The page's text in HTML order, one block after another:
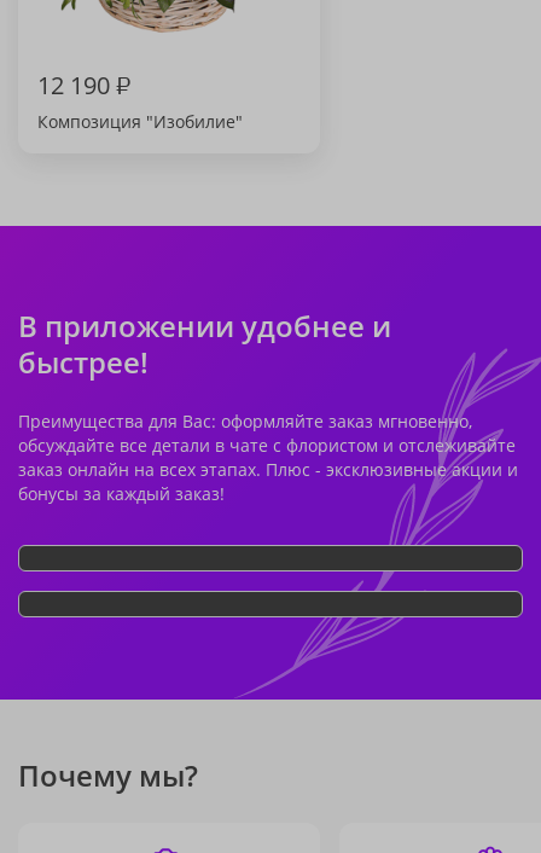
12 190₽
Композиция "Изобилие"
В приложении удобнее и
быстрее!
Преимущества для Вас: оформляйте заказ мгновенно,
обсуждайте все детали в чате с флористом и отслеживайте
заказ онлайн на всех этапах. Плюс - эксклюзивные акции и
бонусы за каждый заказ!
Почему мы?